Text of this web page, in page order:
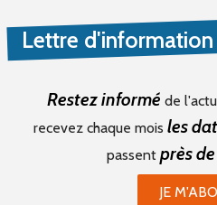
Lettre d'information
Restez informé de
recevez chaque mois les
passent près
JE